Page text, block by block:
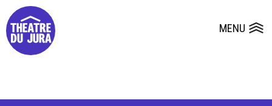
MENU
Presse
Salles
Dépôts de dossiers